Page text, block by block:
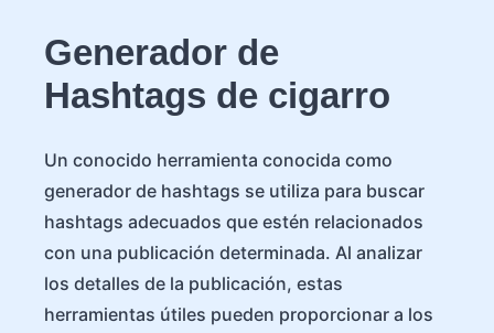
Generador de
Hashtags de cigarro
Un conocido herramienta conocida como
generador de hashtags se utiliza para buscar
hashtags adecuados que estén relacionados
con una publicación determinada. Al analizar
los detalles de la publicación, estas
herramientas útiles pueden proporcionar a los